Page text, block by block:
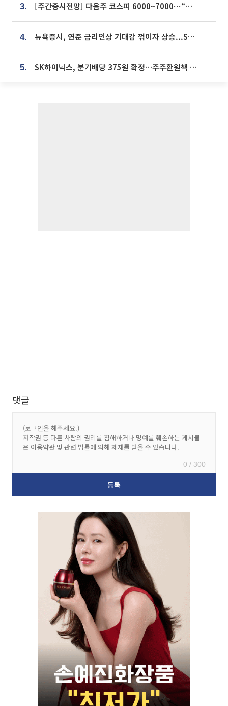
3. [주간증시전망] 다음주 코스피 6000~7000⋯“外人 수급은 정책이 변수”
4. 뉴욕증시, 연준 금리인상 기대감 꺾이자 상승...S&P500 사상 최고치 [종합]
5. SK하이닉스, 분기배당 375원 확정…주주환원책 9월로 앞당겨 발표
댓글
0 / 300